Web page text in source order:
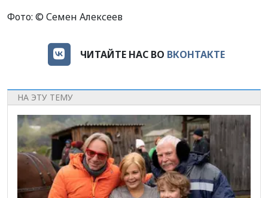
Фото: © Семен Алексеев
ЧИТАЙТЕ НАС ВО ВКОНТАКТЕ
НА ЭТУ ТЕМУ